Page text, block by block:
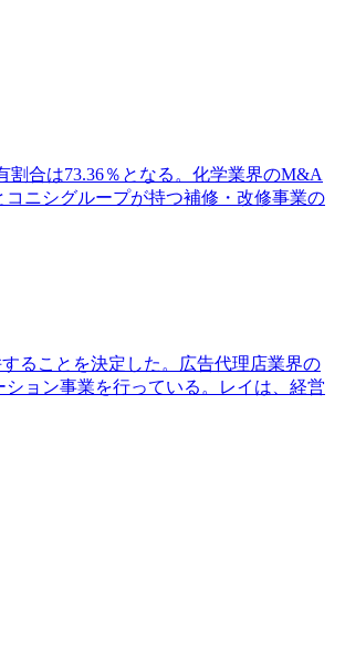
合は73.36％となる。化学業界のM&A
ニシグループが持つ補修・改修事業の
ることを決定した。広告代理店業界の
ョン事業を行っている。レイは、経営